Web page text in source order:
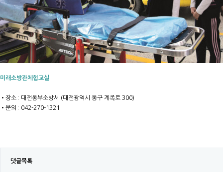
미래소방관체험교실
•장소 : 대전동부소방서 (대전광역시 동구 계족로 300)
•문의 : 042-270-1321
댓글목록